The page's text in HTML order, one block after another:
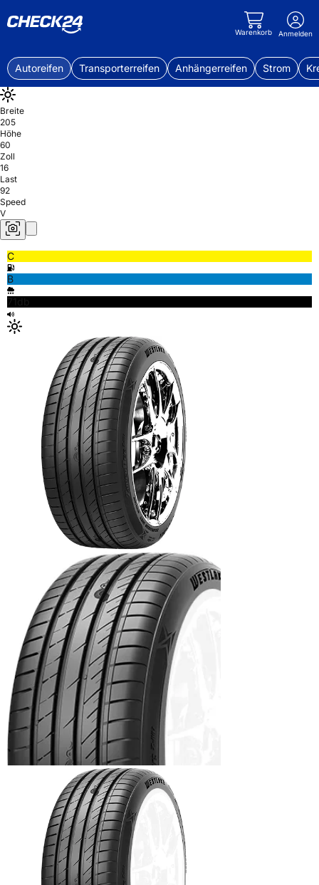
Warenkorb Anmelden
Autoreifen Transporterreifen Anhängerreifen Strom
Breite
205
Höhe
60
Zoll
16
Last
92
Speed
V
C
B
71db